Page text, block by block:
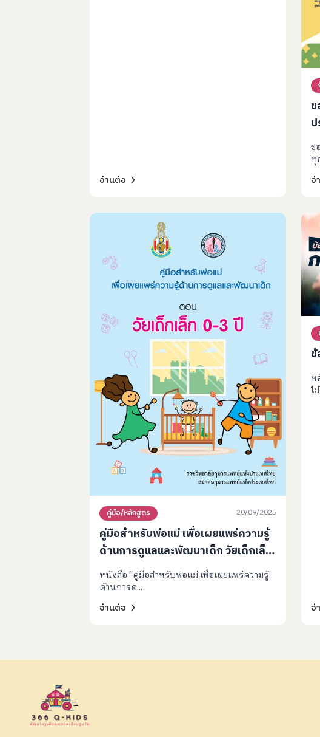
อ่านต่อ
ข
ทุ
อ่
คู่มือ/หลักสูตร 20/09/2025
คู่มือสำหรับพ่อแม่ เพื่อเผยแพร่ความรู้
ด้านการดูแลและพัฒนาเด็ก วัยเด็กเล็ก
0-3 ปี
หนังสือ “คู่มือสำหรับพ่อแม่ เพื่อเผยแพร่ความรู้
ด้านการด...
อ่านต่อ
ห
ไ
อ่